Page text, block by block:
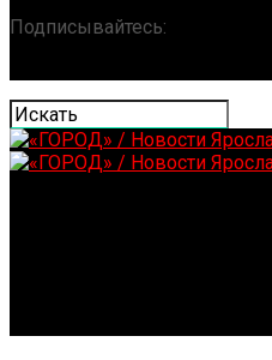
Подписывайтесь: